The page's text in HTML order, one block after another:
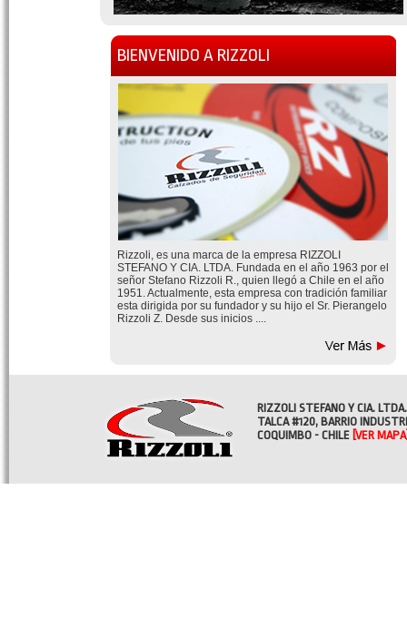
BIENVENIDO A RIZZOLI
Rizzoli, es una marca de la empresa RIZZOLI
STEFANO Y CIA. LTDA. Fundada en el año 1963 por el
señor Stefano Rizzoli R., quien llegó a Chile en el año
1951. Actualmente, esta empresa con tradición familiar
esta dirigida por su fundador y su hijo el Sr. Pierangelo
Rizzoli Z. Desde sus inicios ....
RIZZOLI STEFANO Y CIA. LTDA.
TALCA #120, BARRIO
COQUIMBO - CHILE [VER